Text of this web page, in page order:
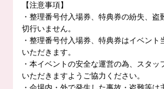
【注意事項】
・整理番号付入場券、特典券の紛失、盗
切行いません。
・整理番号付入場券、特典券はイベント
いただきます。
・本イベントの安全な運営の為、スタッ
いただきますようご協力ください。